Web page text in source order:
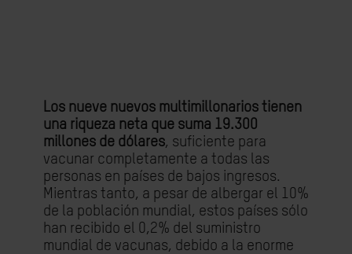
Los nueve nuevos multimillonarios tienen
una riqueza neta que suma 19.300
millones de dólares, suficiente para
vacunar completamente a todas las
personas en países de bajos ingresos.
Mientras tanto, a pesar de albergar el 10%
de la población mundial, estos países sólo
han recibido el 0,2% del suministro
mundial de vacunas, debido a la enorme